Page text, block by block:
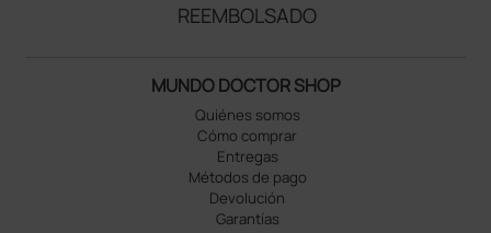
REEMBOLSADO
MUNDO DOCTOR SHOP
Quiénes somos
Cómo comprar
Entregas
Métodos de pago
Devolución
Garantías